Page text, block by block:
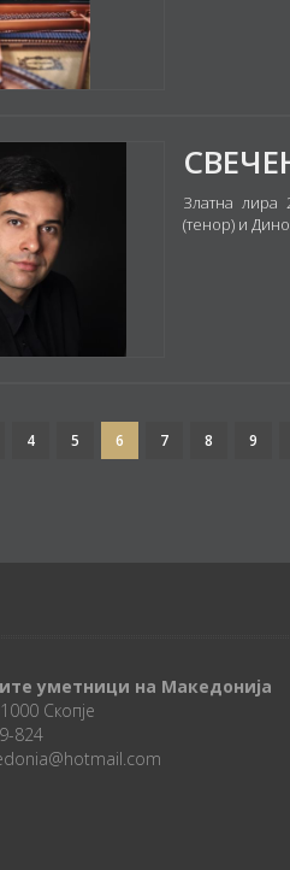
Златна
(тенор) и
4 5 6 7 8 9
уметници на Македонија
Скопје
824